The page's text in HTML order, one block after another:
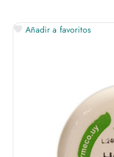
Añadir a favoritos